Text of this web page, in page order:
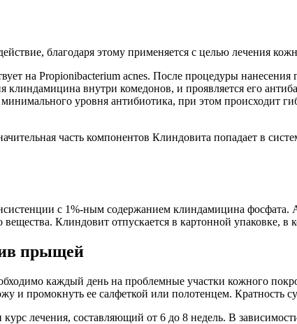
благодаря этому применяется с целью лечения
на Propionibacterium acnes. После процедуры
внутри комедонов, и проявляется его
уровня антибиотика, при этом происходит
часть компонентов Клиндовита попадает в
с 1%-ным содержанием клиндамицина фосфата.
Клиндовит отпускается в картонной упаковке, в
прыщей
каждый день на проблемные участки кожного
и промокнуть ее салфеткой или полотенцем. Кратность
лечения, составляющий от 6 до 8 недель. В